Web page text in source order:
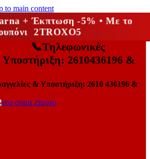
to main content
+ Έκπτωση -5% • Με το
2TROXO5
Τηλεφωνικές
Υποστήριξη: 2610436196 &
& Υποστήριξη: 2610 436196 &